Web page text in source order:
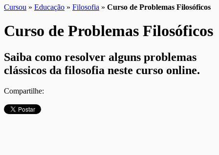
Cursou » Educação » Filosofia » Curso de Problemas Filosóficos
Curso de Problemas Filosóficos
Saiba como resolver alguns problemas
clássicos da filosofia neste curso online.
Compartilhe: